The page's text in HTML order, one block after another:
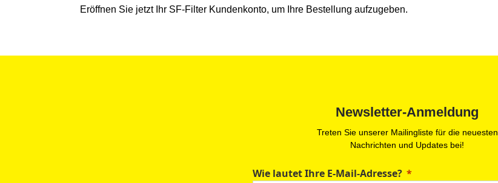
Eröffnen Sie jetzt Ihr SF-Filter Kundenkonto, um Ihre Bestellung aufzugeben.
Newsletter-Anmeldung
Treten Sie unserer Mailingliste für die neuesten
Nachrichten und Updates bei!
Wie lautet Ihre E-Mail-Adresse?